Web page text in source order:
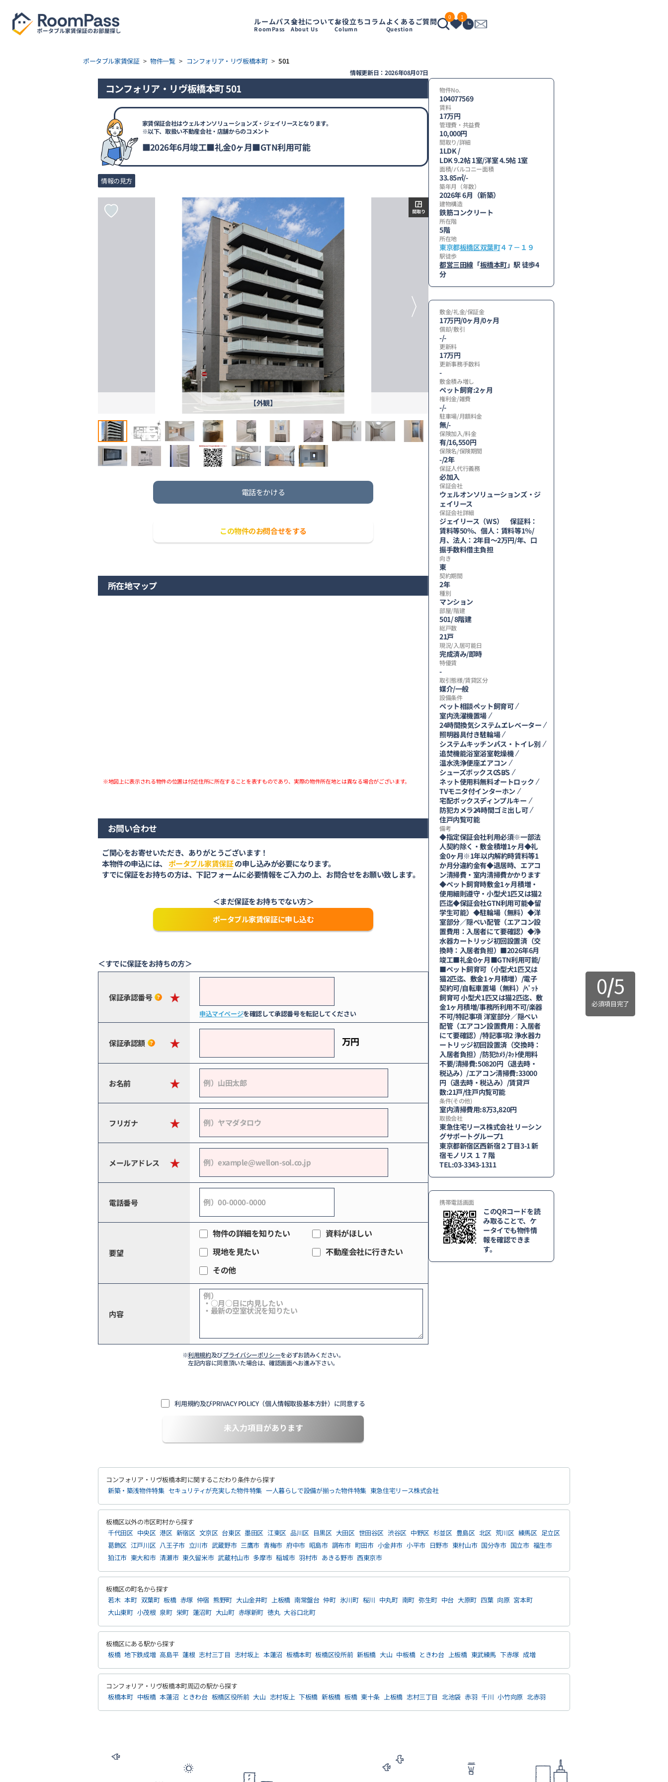
ルームパス
RoomPass
会社について
About Us
お役立ちコラム
Column
よくあるご質問
Question
0 1
ポータブル家賃保証 > 物件一覧 > コンフォリア・リヴ板橋本町 > 501
情報更新日：2026年08月07日
コンフォリア・リヴ板橋本町 501
家賃保証会社はウェルオンソリューションズ・ジェイリースとなります。
※以下、取扱い不動産会社・店舗からのコメント
■2026年6月竣工■礼金0ヶ月■GTN利用可能
情報の見方
【外観】
【間
取
り】
電話をかける
この物件のお問合せをする
所在地マップ
※地図上に表示される物件の位置は付近住所に所在することを表すものであり、実際の物件所在地とは異なる場合がございます。
お問い合わせ
ご関心をお寄せいただき、ありがとうございます！
本物件の申込には、 ポータブル家賃保証の申し込みが必要になります。
すでに保証をお持ちの方は、下記フォームに必要情報をご入力の上、お問合せをお願い致します。
＜まだ保証をお持ちでない方＞
ポータブル家賃保証に申し込む
＜すでに保証をお持ちの方＞
0/5
必須項目完了
保証承認番号
申込マイページを確認して承認番号を転記してください
保証承認額 万円
お名前
フリガナ
メールアドレス
電話番号
要望
物件の詳細を知りたい
資料がほしい
現地を見たい
不動産会社に行きたい
その他
内容
※利用規約及びプライバシーポリシーを必ずお読みください。
左記内容に同意頂いた場合は、確認画面へお進み下さい。
利用規約及びPRIVACY POLICY（個人情報取扱基本方針）に同意する
未入力項目があります
物件No.
104077569
賃料
17万円
管理費・共益費
10,000円
間取り/詳細
1LDK /
LDK 9.2帖 1室/洋室 4.5帖 1室
面積/バルコニー面積
33.85㎡/-
築年月（年数）
2026年 6月（新築）
建物構造
鉄筋コンクリート
所在階
5階
所在地
東京都板橋区双葉町４７－１９
駅徒歩
都営三田線「板橋本町」駅 徒歩4
分
敷金/礼金/保証金
17万円/0ヶ月/0ヶ月
償却/敷引
-/-
更新料
17万円
更新事務手数料
-
敷金積み増し
ペット飼育:2ヶ月
権利金/雑費
-/-
駐車場/月額料金
無/-
保険加入/料金
有/16,550円
保険名/保険期間
-/2年
保証人代行義務
必加入
保証会社
ウェルオンソリューションズ・ジ
ェイリース
保証会社詳細
ジェイリース（WS） 保証料：
賃料等50％、個人：賃料等1％/
月、法人：2年目～2万円/年、口
振手数料借主負担
向き
東
契約期間
2年
種別
マンション
部屋/階建
501/ 8階建
総戸数
21戸
現況/入居可能日
完成済み/即時
特優賃
-
取引態様/賃貸区分
媒介/一般
設備条件
ペット相談ペット飼育可
室内洗濯機置場
24時間換気システムエレベーター
照明器具付き駐輪場
システムキッチンバス・トイレ別
追焚機能浴室浴室乾燥機
温水洗浄便座エアコン
シューズボックスCSBS
ネット使用料無料オートロック
TVモニタ付インターホン
宅配ボックスディンプルキー
防犯カメラ24時間ゴミ出し可
住戸内覧可能
備考
◆指定保証会社利用必須※一部法
人契約除く・敷金積増1ヶ月◆礼
金0ヶ月※1年以内解約時賃料等1
か月分違約金有◆退居時、エアコ
ン清掃費・室内清掃費かかります
◆ペット飼育時敷金1ヶ月積増・
使用細則遵守・小型犬1匹又は猫2
匹迄◆保証会社GTN利用可能◆留
学生可能）◆駐輪場（無料）◆洋
室部分／隠ぺい配管（エアコン設
置費用：入居者にて要確認）◆浄
水器カートリッジ初回設置済（交
換時：入居者負担）■2026年6月
竣工■礼金0ヶ月■GTN利用可能/
■ペット飼育可（小型犬1匹又は
猫2匹迄、敷金1ヶ月積増）/電子
契約可/自転車置場（無料）/ﾍﾟｯﾄ
飼育可 小型犬1匹又は猫2匹迄、敷
金1ヶ月積増/事務所利用不可/楽器
不可/特記事項 洋室部分／隠ぺい
配管（エアコン設置費用：入居者
にて要確認）/特記事項2 浄水器カ
ートリッジ初回設置済（交換時：
入居者負担）/防犯ｶﾒﾗ/ﾈｯﾄ使用料
不要/清掃費:50820円（退去時・
税込み）/エアコン清掃費:33000
円（退去時・税込み）/賃貸戸
数:21戸/住戸内覧可能
条件(その他)
室内清掃費用:8万3,820円
取扱会社
東急住宅リース株式会社 リーシン
グサポートグループ1
東京都新宿区西新宿２丁目3-1 新
宿モノリス １７階
TEL:03-3343-1311
携帯電話画面
このQRコードを読
み取ることで、ケ
ータイでも物件情
報を確認できま
す。
コンフォリア・リヴ板橋本町に関するこだわり条件から探す
新築・築浅物件特集 セキュリティが充実した物件特集 一人暮らしで設備が揃った物件特集 東急住宅リース株式会社
板橋区以外の市区町村から探す
千代田区 中央区 港区 新宿区 文京区 台東区 墨田区 江東区 品川区 目黒区 大田区 世田谷区 渋谷区 中野区 杉並区 豊島区 北区 荒川区 練馬区 足立区
葛飾区 江戸川区 八王子市 立川市 武蔵野市 三鷹市 青梅市 府中市 昭島市 調布市 町田市 小金井市 小平市 日野市 東村山市 国分寺市 国立市 福生市
狛江市 東大和市 清瀬市 東久留米市 武蔵村山市 多摩市 稲城市 羽村市 あきる野市 西東京市
板橋区の町名から探す
若木 本町 双葉町 板橋 赤塚 仲宿 熊野町 大山金井町 上板橋 南常盤台 仲町 氷川町 桜川 中丸町 南町 弥生町 中台 大原町 四葉 向原 宮本町
大山東町 小茂根 泉町 栄町 蓮沼町 大山町 赤塚新町 徳丸 大谷口北町
板橋区にある駅から探す
板橋 地下鉄成増 高島平 蓮根 志村三丁目 志村坂上 本蓮沼 板橋本町 板橋区役所前 新板橋 大山 中板橋 ときわ台 上板橋 東武練馬 下赤塚 成増
コンフォリア・リヴ板橋本町周辺の駅から探す
板橋本町 中板橋 本蓮沼 ときわ台 板橋区役所前 大山 志村坂上 下板橋 新板橋 板橋 東十条 上板橋 志村三丁目 北池袋 赤羽 千川 小竹向原 北赤羽